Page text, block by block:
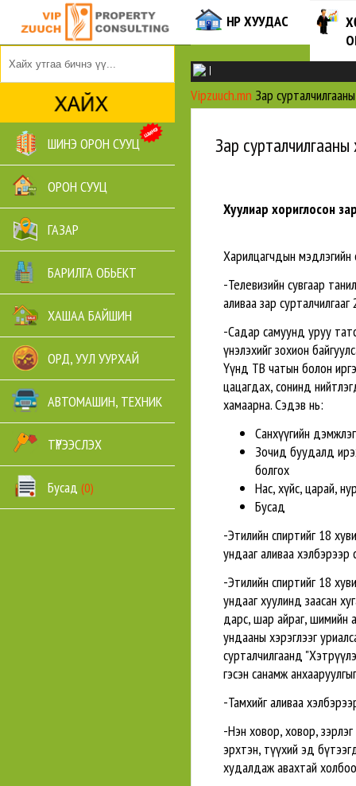
ШИНЭ ОРОН СУУЦ
ОРОН СУУЦ
ГАЗАР
БАРИЛГА ОБЬЕКТ
ХАШАА БАЙШИН
ОРД, УУЛ УУРХАЙ
АВТОМАШИН, ТЕХНИК
ТҮРЭЭСЛЭХ
Бусад (0)
НҮҮР ХУУДАС
|
Vipzuuch.mn Зар
Зар сурталчилгааны
Хуулиар хориглосон
Харилцагчдын мэдлэгийн
-Телевизийн сувгаар
аливаа зар
-Садар самуунд уруу
үнэлэхийг зохион
Үүнд ТВ чатын болон
цацагдах, сонинд
хамаарна. Сэдэв нь:
Санхүүгийн
Зочид буудалд
болгох
Нас, хүйс, царай,
Бусад
-Этилийн спиртийг 18
ундааг аливаа
-Этилийн спиртийг 18
ундааг хуулинд заасан
дарс, шар айраг, шимийн
ундааны хэрэглээг
сурталчилгаанд
гэсэн санамж
-Тамхийг аливаа
-Нэн ховор, ховор,
эрхтэн, түүхий эд
худалдаж авахтай